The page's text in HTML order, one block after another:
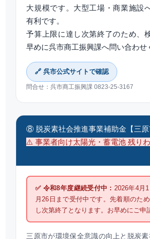
大規模です。大型工場・商業施設
有利です。
予算上限に達し次第終了のため、
早めに呉市商工振興課へ問い合わせ
🔗 呉市公式サイトで確認
問合せ：呉市商工振興課 0823-25-3167
⑧ 脱炭素社会推進事業補助金【三原
⚠️ 事業者向け太陽光・蓄電池 残り
✅ 令和8年度継続受付中： 2026年4月
月26日まで受付中です。先着順のた
し次第終了となります。お早めにご申
三原市が環境保全意識の向上と脱炭